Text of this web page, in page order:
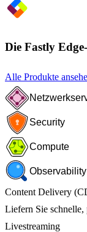
Die Fastly
Alle Produkte
Security
Compute
Observability
Content Delivery
Liefern Sie schnelle,
Livestreaming